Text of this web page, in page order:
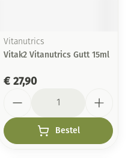
Vitanutrics
Vitak2 Vitanutrics Gutt 15ml
€ 27,90
Bestel